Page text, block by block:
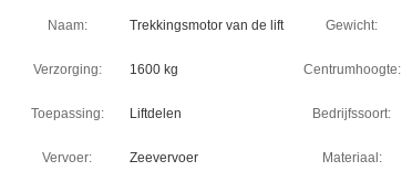
Naam: Trekkingsmotor van de lift Gewicht:
Verzorging: 1600 kg Centrumhoogte:
Toepassing: Liftdelen Bedrijfssoort:
Vervoer: Zeevervoer Materiaal: